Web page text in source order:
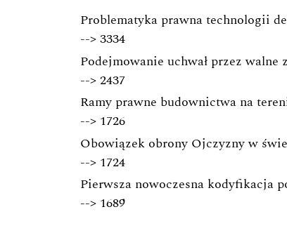
Problematyka prawna technologii
-->3334
Podejmowanie uchwał przez
-->2437
Ramy prawne budownictwa na
--> 1726
Obowiązek obrony Ojczyzny w
--> 1724
Pierwsza nowoczesna kodyfikacja
--> 1689